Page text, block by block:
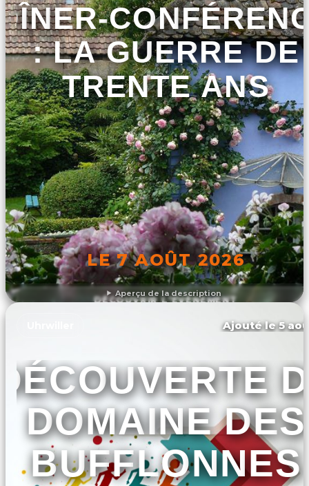
Aperçu de la description
: LA GUERRE DE
TRENTE ANS
LE 7 AOÛT 2026
DÉCOUVRIR L'ÉVÉNEMENT
Ajouté le 5
DOMAINE DES
BUFFLONNES